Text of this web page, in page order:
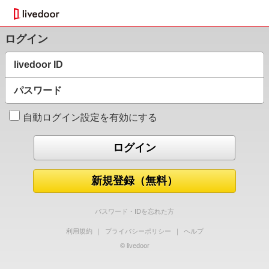
ログイン
livedoor ID
パスワード
自動ログイン設定を有効にする
新規登録（無料）
パスワード・IDを忘れた方
利用規約 ｜ プライバシーポリシー ｜
ヘルプ
© livedoor